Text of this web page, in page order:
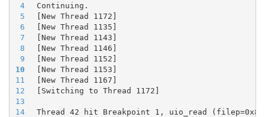
4
5
6
7
8
9
10
11
12
13
14